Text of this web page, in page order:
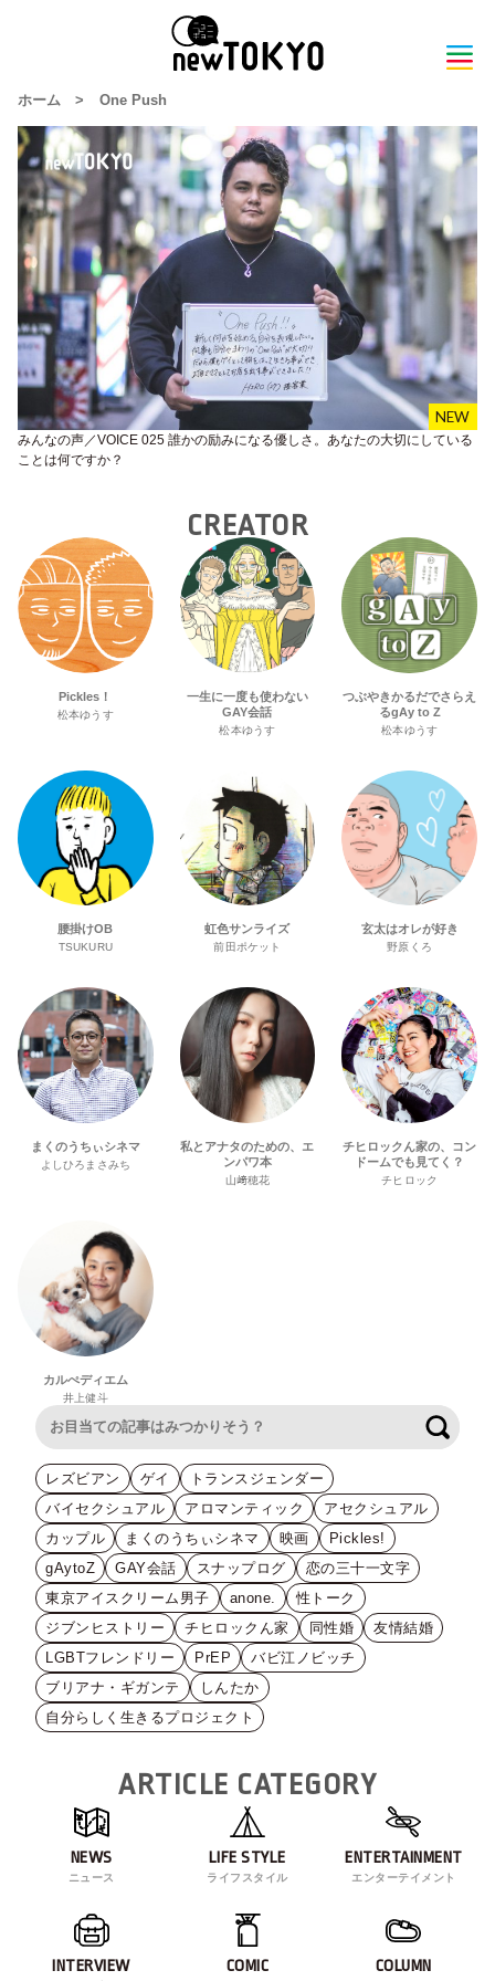
ホーム > One Push
みんなの声／VOICE 025 誰かの励みになる優しさ。あなたの大切にしている
ことは何ですか？
CREATOR
Pickles！
松本ゆうす
一生に一度も使わない
GAY会話
松本ゆうす
つぶやきかるだでさらえ
るgAy to Z
松本ゆうす
腰掛けOB
TSUKURU
虹色サンライズ
前田ポケット
玄太はオレが好き
野原くろ
まくのうちぃシネマ
よしひろまさみち
私とアナタのための、エ
ンパワ本
山﨑穂花
チヒロックん家の、コン
ドームでも見てく？
チヒロック
カルぺディエム
井上健斗
レズビアン ゲイ
トランスジェンダー
バイセクシュアル
アロマンティック
アセクシュアル
カップル
まくのうちぃシネマ 映画
Pickles!
gAytoZ
GAY会話 スナップログ
恋の三十一文字
東京アイスクリーム男子
anone.
性トーク
ジブンヒストリー
チヒロックん家 同性婚
友情結婚
LGBTフレンドリー
PrEP
バビ江ノビッチ
ブリアナ・ギガンテ
しんたか
自分らしく生きるプロジェクト
ARTICLE CATEGORY
NEWS
ニュース
LIFE STYLE
ライフスタイル
ENTERTAINMENT
エンターテイメント
INTERVIEW COMIC COLUMN